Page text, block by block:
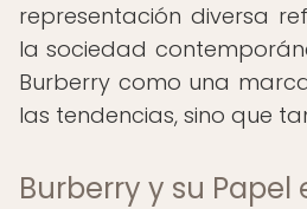
representación diversa
la sociedad
Burberry como una
las tendencias, sino que
Burberry y su Papel